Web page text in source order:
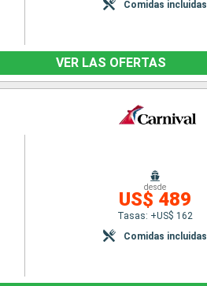
Comidas incluidas
VER LAS OFERTAS
desde
US$ 489
Tasas: +US$ 162
Comidas incluidas